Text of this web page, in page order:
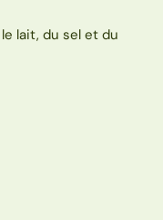
lait, du sel et du